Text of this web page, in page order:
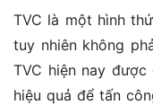
TVC là một hình
tuy nhiên không
TVC hiện nay
hiệu quả để tấn